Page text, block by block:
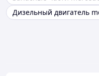
Дизельный двигатель